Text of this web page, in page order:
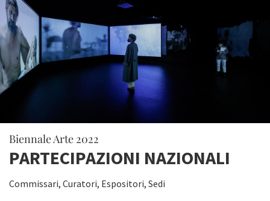
Biennale Arte 2022
PARTECIPAZIONI NAZIONALI
Commissari, Curatori, Espositori, Sedi